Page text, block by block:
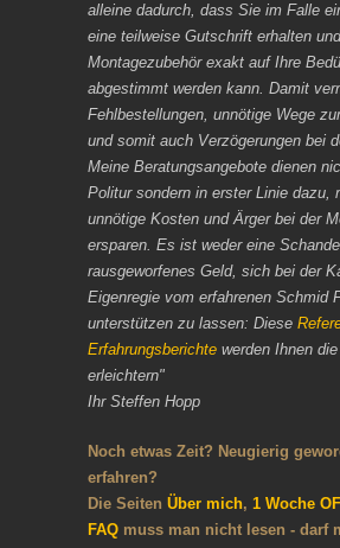
alleine dadurch, dass Sie im Falle
eine teilweise Gutschrift erhalten
Montagezubehör exakt auf Ihre
abgestimmt werden kann. Damit
Fehlbestellungen, unnötige Wege
und somit auch Verzögerungen bei
Meine Beratungsangebote dienen
Politur sondern in erster Linie dazu,
unnötige Kosten und Ärger bei der
ersparen. Es ist weder eine
rausgeworfenes Geld, sich bei der
Eigenregie vom erfahrenen Schmid
unterstützen zu lassen: Diese
Erfahrungsberichte werden Ihnen
erleichtern"
Ihr Steffen Hopp
Noch etwas Zeit? Neugierig
erfahren?
Die Seiten Über mich, 1 Woche
FAQ muss man nicht lesen - darf